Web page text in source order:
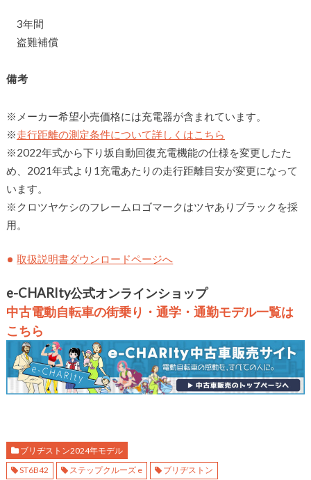
3年間
盗難補償
備考
※メーカー希望⼩売価格には充電器が含まれています。
※⾛⾏距離の測定条件について詳しくはこちら
※2022年式から下り坂自動回復充電機能の仕様を変更したた
め、2021年式より1充電あたりの走行距離目安が変更になって
います。
※クロツヤケシのフレームロゴマークはツヤありブラックを採
用。
取扱説明書ダウンロードページへ
e-CHARIty公式オンラインショップ
中古電動自転車の街乗り・通学・通勤モデル一覧は
こちら
ブリヂストン2024年モデル
ST6B42
ステップクルーズ e ブリヂストン